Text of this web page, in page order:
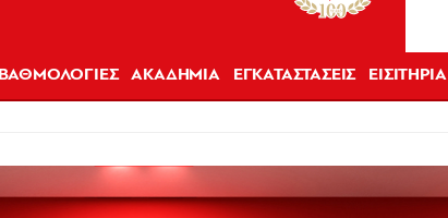
ΒΑΘΜΟΛΟΓΙΕΣ ΑΚΑΔΗΜΙΑ ΕΓΚΑΤΑΣΤΑΣΕΙΣ ΕΙΣΙΤΗΡΙΑ